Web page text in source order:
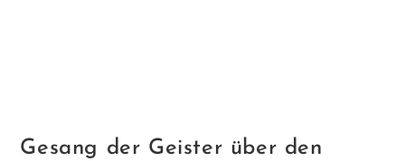
Gesang der Geister über den